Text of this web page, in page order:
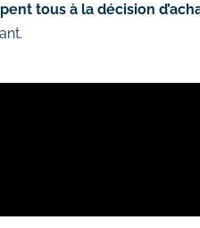
tous à la décision